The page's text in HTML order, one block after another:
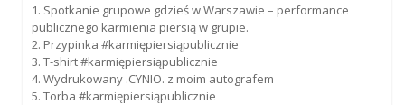
1. Spotkanie grupowe gdzieś w Warszawie – performance
publicznego karmienia piersią w grupie.
2. Przypinka #karmiępiersiąpublicznie
3. T-shirt #karmiępiersiąpublicznie
4. Wydrukowany .CYNIO. z moim autografem
5. Torba #karmiępiersiąpublicznie